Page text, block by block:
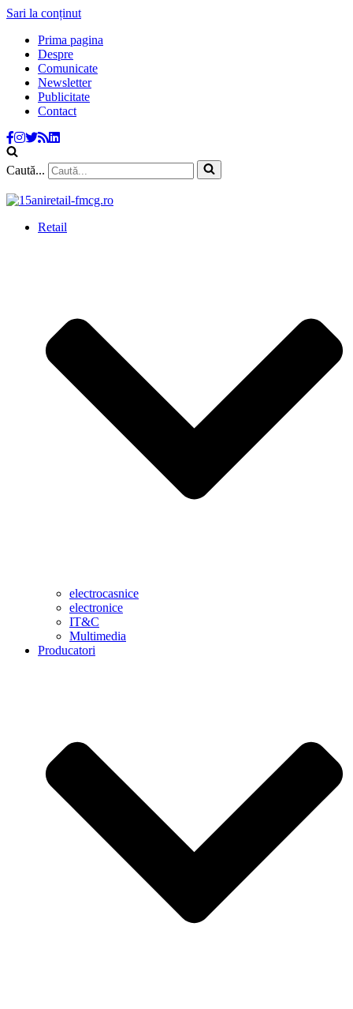
Sari la conținut
Prima pagina
Despre
Comunicate
Newsletter
Publicitate
Contact
Caută...
Retail
electrocasnice
electronice
IT&C
Multimedia
Producatori